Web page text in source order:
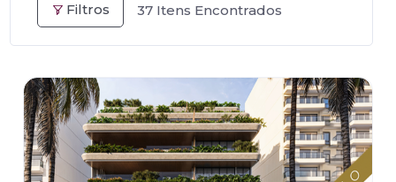
Filtros 37 Itens Encontrados